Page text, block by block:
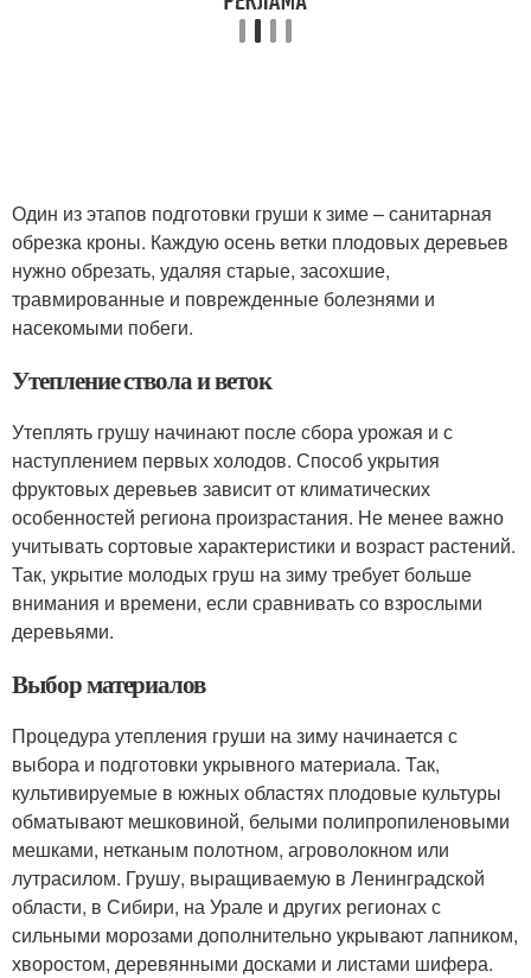
Один из этапов подготовки груши к зиме – санитарная
обрезка кроны. Каждую осень ветки плодовых деревьев
нужно обрезать, удаляя старые, засохшие,
травмированные и поврежденные болезнями и
насекомыми побеги.
Утепление ствола и веток
Утеплять грушу начинают после сбора урожая и с
наступлением первых холодов. Способ укрытия
фруктовых деревьев зависит от климатических
особенностей региона произрастания. Не менее важно
учитывать сортовые характеристики и возраст растений.
Так, укрытие молодых груш на зиму требует больше
внимания и времени, если сравнивать со взрослыми
деревьями.
Выбор материалов
Процедура утепления груши на зиму начинается с
выбора и подготовки укрывного материала. Так,
культивируемые в южных областях плодовые культуры
обматывают мешковиной, белыми полипропиленовыми
мешками, нетканым полотном, агроволокном или
лутрасилом. Грушу, выращиваемую в Ленинградской
области, в Сибири, на Урале и других регионах с
сильными морозами дополнительно укрывают лапником,
хворостом, деревянными досками и листами шифера.